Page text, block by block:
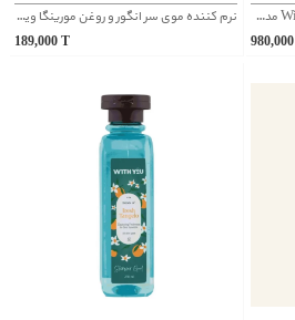
نرم کننده موی سر انگور و روغن مورینگا ویت یو
189,000T
خوشبو کننده محیط ویت یو With You مدل Palace Gala
980,000